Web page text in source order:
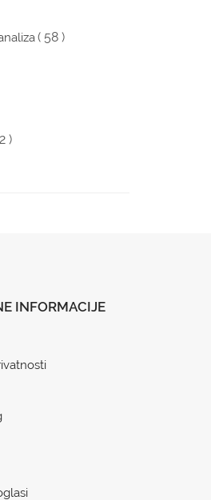
( 58 )
)
INFORMACIJE